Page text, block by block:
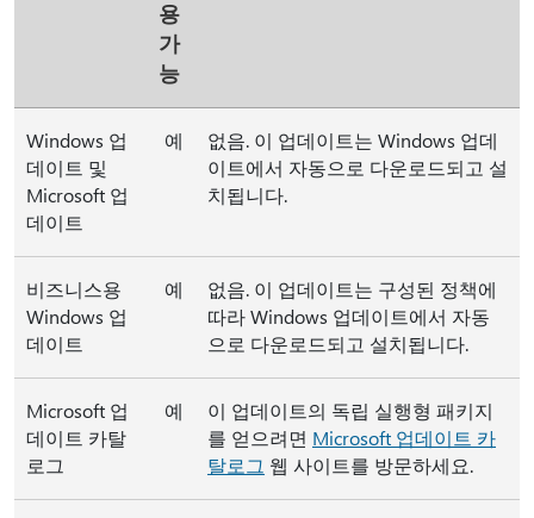
용
가
능
Windows 업
데이트 및
Microsoft 업
데이트
예
없음. 이 업데이트는 Windows 업데
이트에서 자동으로 다운로드되고 설
치됩니다.
비즈니스용
Windows 업
데이트
예
없음. 이 업데이트는 구성된 정책에
따라 Windows 업데이트에서 자동
으로 다운로드되고 설치됩니다.
Microsoft 업
데이트 카탈
로그
예
이 업데이트의 독립 실행형 패키지
를 얻으려면 Microsoft 업데이트 카
탈로그 웹 사이트를 방문하세요.